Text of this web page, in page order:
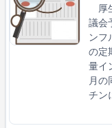
厚
議会
ンフ
の定
量イ
月の
チン